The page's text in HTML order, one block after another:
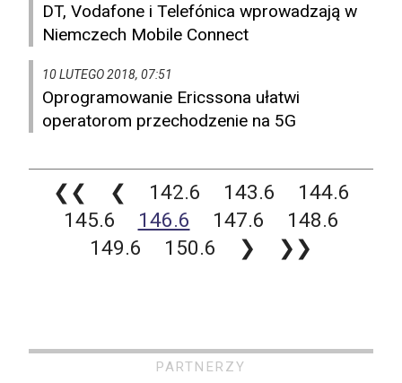
DT, Vodafone i Telefónica wprowadzają w
Niemczech Mobile Connect
10 LUTEGO 2018, 07:51
Oprogramowanie Ericssona ułatwi
operatorom przechodzenie na 5G
❮❮ ❮ 142.6 143.6
144.6
145.6
146.6 147.6
148.6
149.6
150.6 ❯ ❯❯
PARTNERZY